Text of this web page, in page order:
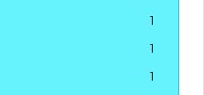
1
1
1